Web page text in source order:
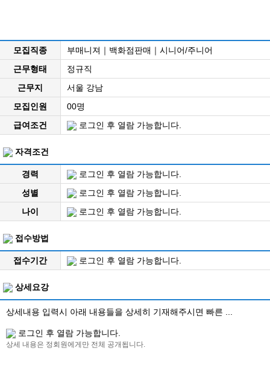
모집직종
부매니져｜백화점판매｜시니어/주니어
근무형태
정규직
근무지
서울 강남
모집인원
00명
급여조건
로그인 후 열람 가능합니다.
자격조건
경력
로그인 후 열람 가능합니다.
성별
로그인 후 열람 가능합니다.
나이
로그인 후 열람 가능합니다.
접수방법
접수기간 로그인 후 열람 가능합니다.
상세요강
상세내용 입력시 아래 내용들을 상세히 기재해주시면 빠른 ...
로그인 후 열람 가능합니다.
상세 내용은 정회원에게만 전체 공개됩니다.